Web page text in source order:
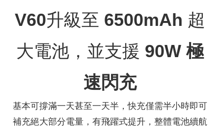
V60升級至 6500mAh 超
大電池，並支援 90W 極
速閃充
基本可撐滿一天甚至一天半，快充僅需半小時即可
補充絕大部分電量，有飛躍式提升，整體電池續航